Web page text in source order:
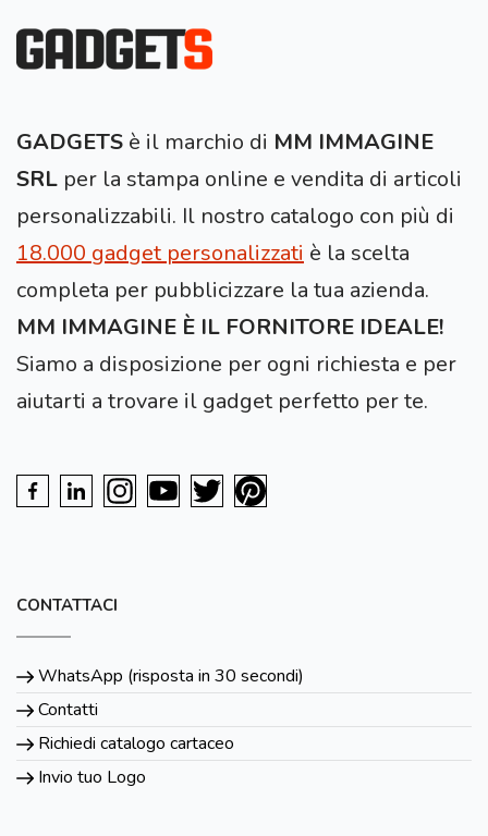
GADGETS è il marchio di MM IMMAGINE
SRL per la stampa online e vendita di articoli
personalizzabili. Il nostro catalogo con più di
18.000 gadget personalizzati è la scelta
completa per pubblicizzare la tua azienda.
MM IMMAGINE È IL FORNITORE IDEALE!
Siamo a disposizione per ogni richiesta e per
aiutarti a trovare il gadget perfetto per te.
CONTATTACI
WhatsApp (risposta in 30 secondi)
Contatti
Richiedi catalogo cartaceo
Invio tuo Logo